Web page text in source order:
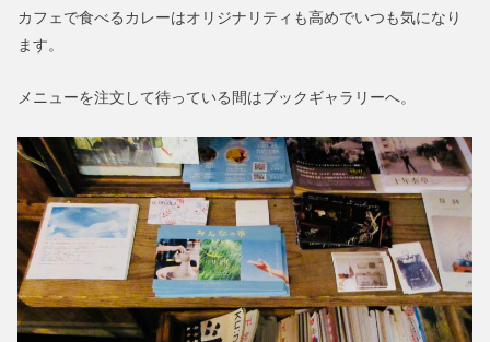
カフェで食べるカレーはオリジナリティも高めでいつも気になり
ます。
メニューを注文して待っている間はブックギャラリーへ。